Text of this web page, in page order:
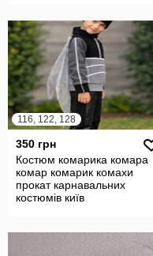
116, 122, 128
350 грн
Костюм комарика комара
комар комарик комахи
прокат карнавальних
костюмів київ